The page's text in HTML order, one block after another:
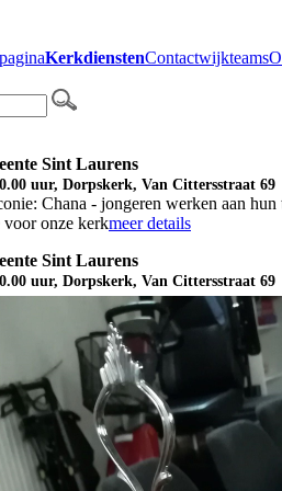
KerkdienstenContactwijkteams
Sint Laurens
uur, Dorpskerk, Van Cittersstraat 69
Chana - jongeren werken aan hun
voor onze kerkmeer details
Sint Laurens
uur, Dorpskerk, Van Cittersstraat 69